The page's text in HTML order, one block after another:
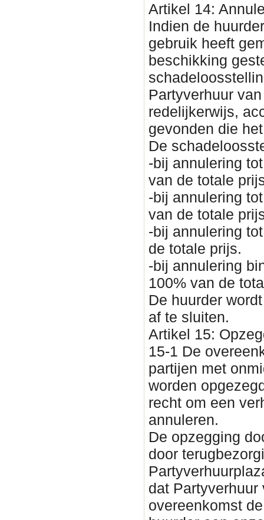
Artikel 14:
Indien de
gebruik heeft
beschikking
Partyverhuur
redelijkerwijs,
gevonden die
De
-bij annulering
van de totale
-bij annulering
van de totale
-bij annulering
de totale prijs.
-bij annulering
100% van de
De huurder
af te sluiten.
Artikel 15:
15-1 De
partijen met
worden
recht om een
annuleren.
De opzegging
door
dat
overeenkomst